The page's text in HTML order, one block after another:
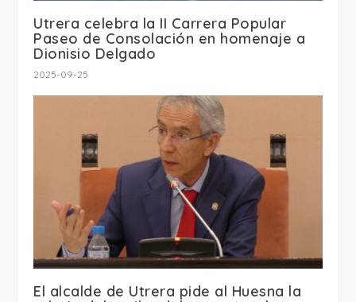
Utrera celebra la II Carrera Popular
Paseo de Consolación en homenaje a
Dionisio Delgado
2025-09-25
El alcalde de Utrera pide al Huesna la